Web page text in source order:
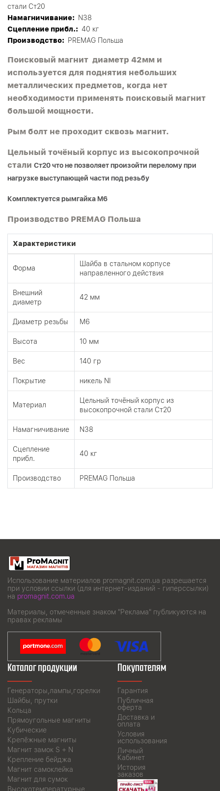
стали Ст20
Намагничивание:
N38
Сцепление прибл.: 40 кг
Производство:
PREMAG Польша
Поисковый магнит диаметр 42мм и
используется для поднятия небольших
металлических предметов, когда нет
необходимости применять поисковый магнит
большой мощности.
Рым болт не проходит сквозь магнит.
Цельный точёный корпус из высокопрочной
стали Ст20 что не позволяет произойти перелому при
нагрузке выступающей части под резьбу
Комплектуется рымгайка М6
Производство PREMAG Польша
Характеристики
Форма
Шайба в стальном корпусе
направленного действия
Внешний
диаметр
42 мм
Диаметр резьбы М6
Высота 10 мм
Вес 140 гр
Покрытие никель NI
Материал
Цельный точёный корпус из
высокопрочной стали Ст20
Намагничивание N38
Сцепление
прибл.
40 кг
Производство PREMAG Польша
Использование материалов promagnit.com.ua разрешается
при условии ссылки (для интернет-изданий - гиперссылки)
на promagnit.com.ua
Материалы, отмеченные знаком "Реклама" публикуются на
правах рекламы
Каталог продукции
Генераторы,лампы,горелки
Шайбы, прутки
Кольца
Прямоугольные магниты
Кубические
Крепёжные магниты
Магнит замок S + N
Крепление бейджа
Магнит самоклейка
Магнит для сумок
Высокотемпературные
Покупателям
Гарантия
Публичная
оферта
Доставка и
оплата
Условия
использования
Личный
Кабинет
История
заказов